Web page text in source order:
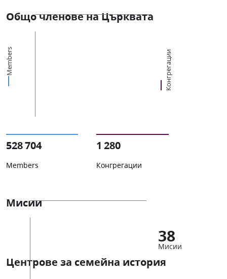
Общо членове на Църквата
Members Конгрегации
528 704
Members
1 280
Конгрегации
Мисии
38
Мисии
Центрове за семейна история